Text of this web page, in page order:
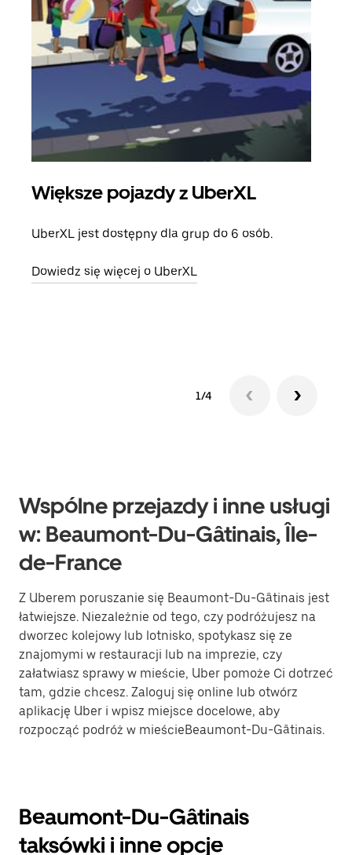
Większe pojazdy z UberXL
UberXL jest dostępny dla grup do 6 osób.
Dowiedz się więcej o UberXL
1/4
Wspólne przejazdy i inne usługi
w: Beaumont-Du-Gâtinais, Île-
de-France
Z Uberem poruszanie się Beaumont-Du-Gâtinais jest
łatwiejsze. Niezależnie od tego, czy podróżujesz na
dworzec kolejowy lub lotnisko, spotykasz się ze
znajomymi w restauracji lub na imprezie, czy
załatwiasz sprawy w mieście, Uber pomoże Ci dotrzeć
tam, gdzie chcesz. Zaloguj się online lub otwórz
aplikację Uber i wpisz miejsce docelowe, aby
rozpocząć podróż w mieścieBeaumont-Du-Gâtinais.
Beaumont-Du-Gâtinais
taksówki i inne opcje